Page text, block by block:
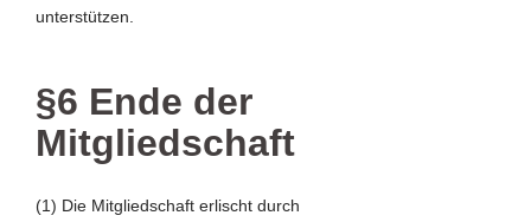
unterstützen.
§6 Ende der
Mitgliedschaft
(1) Die Mitgliedschaft erlischt durch